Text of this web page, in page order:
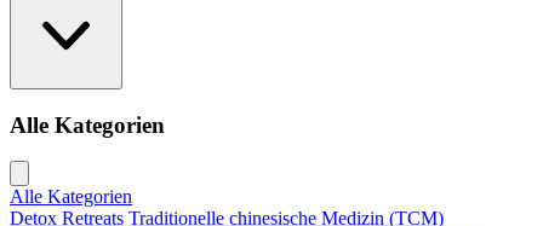
Alle Kategorien
Alle Kategorien
Detox Retreats Traditionelle chinesische Medizin (TCM)